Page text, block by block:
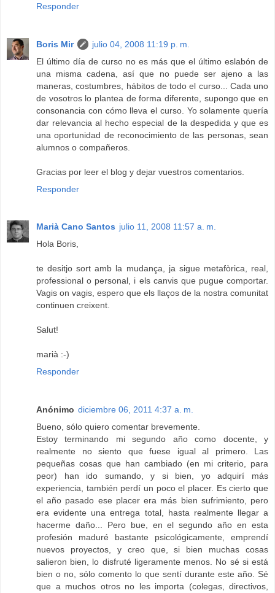
Responder
Boris Mir
julio 04, 2008 11:19 p. m.
El último día de curso no es más que el último eslabón de
una misma cadena, así que no puede ser ajeno a las
maneras, costumbres, hábitos de todo el curso... Cada uno
de vosotros lo plantea de forma diferente, supongo que en
consonancia con cómo lleva el curso. Yo solamente quería
dar relevancia al hecho especial de la despedida y que es
una oportunidad de reconocimiento de las personas, sean
alumnos o compañeros.
Gracias por leer el blog y dejar vuestros comentarios.
Responder
Marià Cano Santos julio 11, 2008 11:57 a. m.
Hola Boris,
te desitjo sort amb la mudança, ja sigue metafòrica, real,
professional o personal, i els canvis que pugue comportar.
Vagis on vagis, espero que els llaços de la nostra comunitat
continuen creixent.
Salut!
marià :-)
Responder
Anónimo diciembre 06, 2011 4:37 a. m.
Bueno, sólo quiero comentar brevemente.
Estoy terminando mi segundo año como docente, y
realmente no siento que fuese igual al primero. Las
pequeñas cosas que han cambiado (en mi criterio, para
peor) han ido sumando, y si bien, yo adquirí más
experiencia, también perdí un poco el placer. Es cierto que
el año pasado ese placer era más bien sufrimiento, pero
era evidente una entrega total, hasta realmente llegar a
hacerme daño... Pero bue, en el segundo año en esta
profesión maduré bastante psicológicamente, emprendí
nuevos proyectos, y creo que, si bien muchas cosas
salieron bien, lo disfruté ligeramente menos. No sé si está
bien o no, sólo comento lo que sentí durante este año. Sé
que a muchos otros no les importa (colegas, directivos,